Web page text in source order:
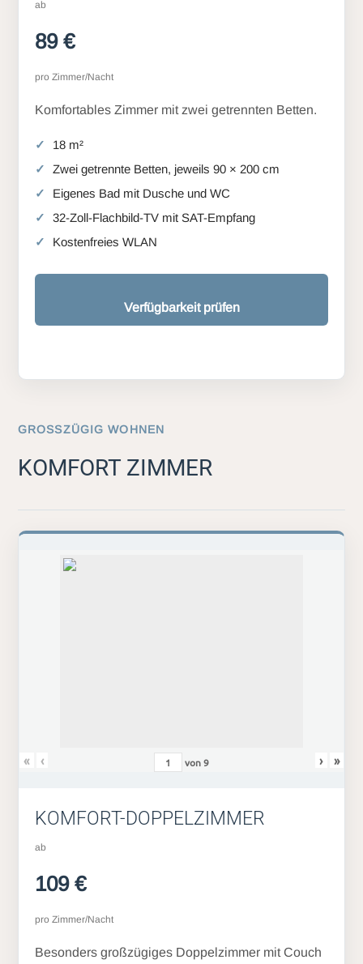
ab
89 €
pro Zimmer/Nacht
Komfortables Zimmer mit zwei getrennten Betten.
18 m²
Zwei getrennte Betten, jeweils 90 × 200 cm
Eigenes Bad mit Dusche und WC
32-Zoll-Flachbild-TV mit SAT-Empfang
Kostenfreies WLAN
Verfügbarkeit prüfen
GROSSZÜGIG WOHNEN
KOMFORT ZIMMER
« ‹ von9 › »
KOMFORT-DOPPELZIMMER
ab
109 €
pro Zimmer/Nacht
Besonders großzügiges Doppelzimmer mit Couch